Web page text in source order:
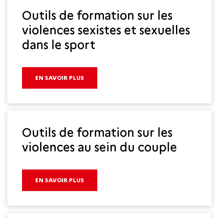
Outils de formation sur les
violences sexistes et sexuelles
dans le sport
EN SAVOIR PLUS
Outils de formation sur les
violences au sein du couple
EN SAVOIR PLUS